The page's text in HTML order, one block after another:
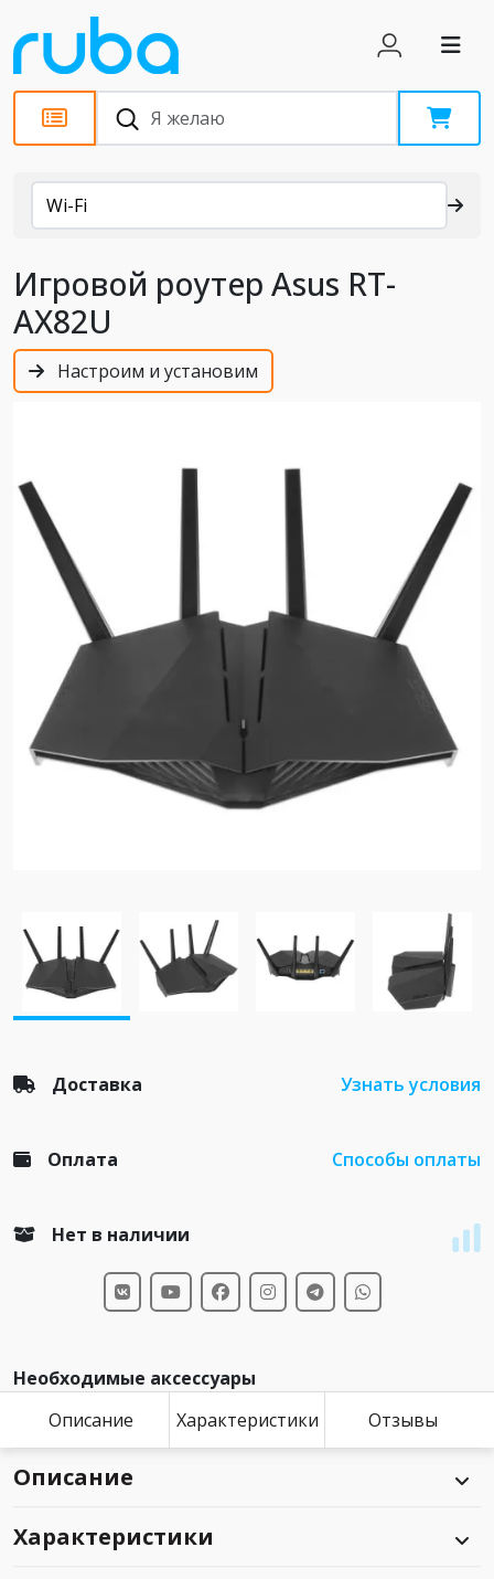
Каталог
Wi-Fi
Игровой роутер Asus RT-
AX82U
Настроим и установим
Доставка Узнать условия
Оплата Способы оплаты
Нет в наличии
Необходимые аксессуары
Описание
Характеристики Отзывы
Описание
Характеристики